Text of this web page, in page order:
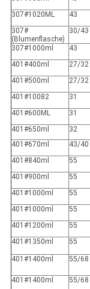
307#1020ML
43
307#
(Blumenflasche)
30/43
307#1000ml 43
401#400ml
27/32
401#500ml
27/32
401#10082
31
401#600ML
31
401#650ml
32
401#670ml
43/40
401#840ml
55
401#900ml
55
401#1000ml
55
401#1000ml
55
401#1200ml
55
401#1350ml
55
401#1400ml 55/68
401#1400ml 55/68